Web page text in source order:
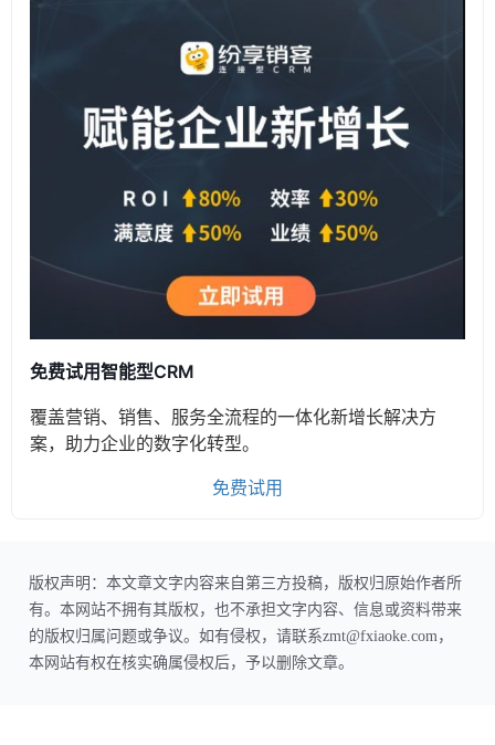
免费试用智能型CRM
覆盖营销、销售、服务全流程的一体化新增长解决方
案，助力企业的数字化转型。
免费试用
版权声明：本文章文字内容来自第三方投稿，版权归原始作者所
有。本网站不拥有其版权，也不承担文字内容、信息或资料带来
的版权归属问题或争议。如有侵权，请联系zmt@fxiaoke.com，
本网站有权在核实确属侵权后，予以删除文章。